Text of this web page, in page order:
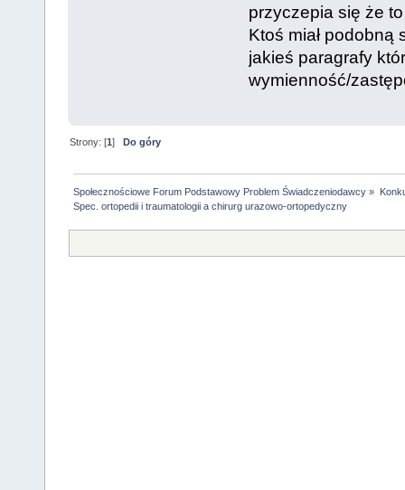
przyczepia się że
Ktoś miał podobną
jakieś paragrafy
wymienność/
Strony: [1]Do góry
Społecznościowe Forum Podstawowy Problem Świadczeniodawcy »
Spec. ortopedii i traumatologii a chirurg urazowo-ortopedyczny